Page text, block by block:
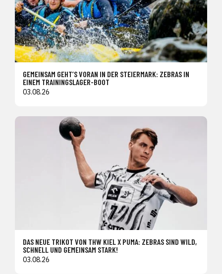
GEMEINSAM GEHT’S VORAN IN DER STEIERMARK: ZEBRAS IN
EINEM TRAININGSLAGER-BOOT
03.08.26
DAS NEUE TRIKOT VON THW KIEL X PUMA: ZEBRAS SIND WILD,
SCHNELL UND GEMEINSAM STARK!
03.08.26